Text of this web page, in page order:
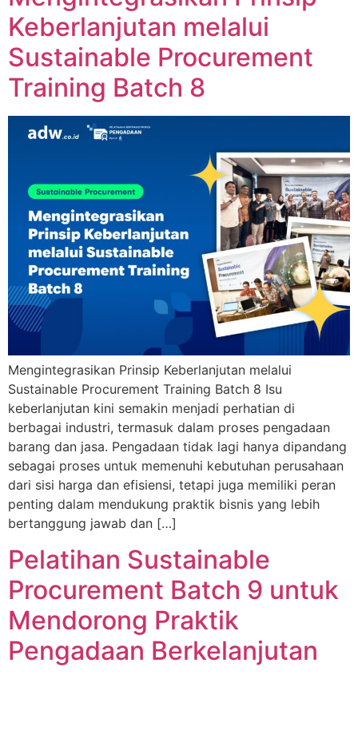
Keberlanjutan melalui
Sustainable Procurement
Training Batch 8
Mengintegrasikan Prinsip Keberlanjutan melalui
Sustainable Procurement Training Batch 8 Isu
keberlanjutan kini semakin menjadi perhatian di
berbagai industri, termasuk dalam proses pengadaan
barang dan jasa. Pengadaan tidak lagi hanya dipandang
sebagai proses untuk memenuhi kebutuhan perusahaan
dari sisi harga dan efisiensi, tetapi juga memiliki peran
penting dalam mendukung praktik bisnis yang lebih
bertanggung jawab dan […]
Pelatihan Sustainable
Procurement Batch 9 untuk
Mendorong Praktik
Pengadaan Berkelanjutan